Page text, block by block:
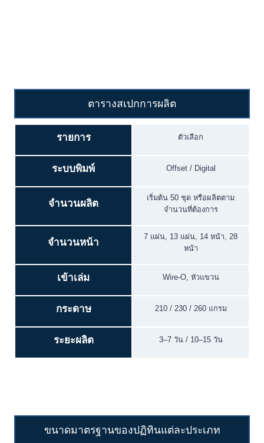
ตารางสเปกการผลิต
รายการ ตัวเลือก
ระบบพิมพ์ Offset / Digital
จำนวนผลิต
เริ่มต้น 50 ชุด หรือผลิตตาม
จำนวนที่ต้องการ
จำนวนหน้า
7 แผ่น, 13 แผ่น, 14 หน้า, 28
หน้า
เข้าเล่ม Wire-O, หัวแขวน
กระดาษ 210 / 230 / 260 แกรม
ระยะผลิต 3–7 วัน / 10–15 วัน
ขนาดมาตรฐานของปฏิทินแต่ละประเภท